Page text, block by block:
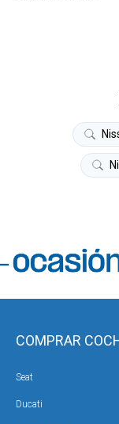
COMPRAR
Seat
Ducati